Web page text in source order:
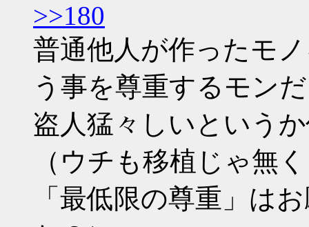
>>180
普通他人が作ったモ
う事を尊重するモン
盗人猛々しいという
（ウチも移植じゃ無
「最低限の尊重」は